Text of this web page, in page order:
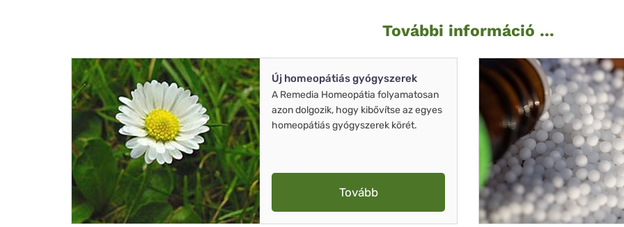
További információ ...
Új homeopátiás gyógyszerek
A Remedia Homeopátia folyamatosan
azon dolgozik, hogy kibővítse az egyes
homeopátiás gyógyszerek körét.
Tovább